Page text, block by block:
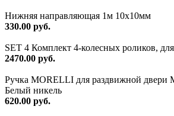
Нижняя направляющая 1м 10х10мм
330.00 руб.
SET 4 Комплект 4-колесных роликов,
2470.00 руб.
Ручка MORELLI для раздвижной двери
Белый никель
620.00 руб.